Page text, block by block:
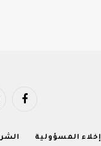
إخلاء المسؤولية